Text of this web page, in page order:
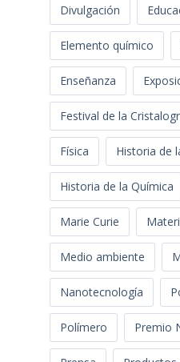
Divulgación
Elemento químico
Enseñanza
Festival de la
Física Historia de
Historia de la Química
Marie Curie
Medio ambiente
Nanotecnología
Polímero Premio